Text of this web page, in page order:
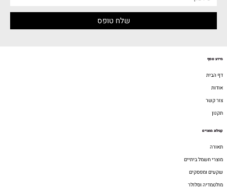
מידע נוסף
דף הבית
אודות
צור קשר
תקנון
קטלוג מוצרים
תאורה
מוצרי חשמל ביתיים
שקעים ומפסקים
מולטמדיה וסלולר